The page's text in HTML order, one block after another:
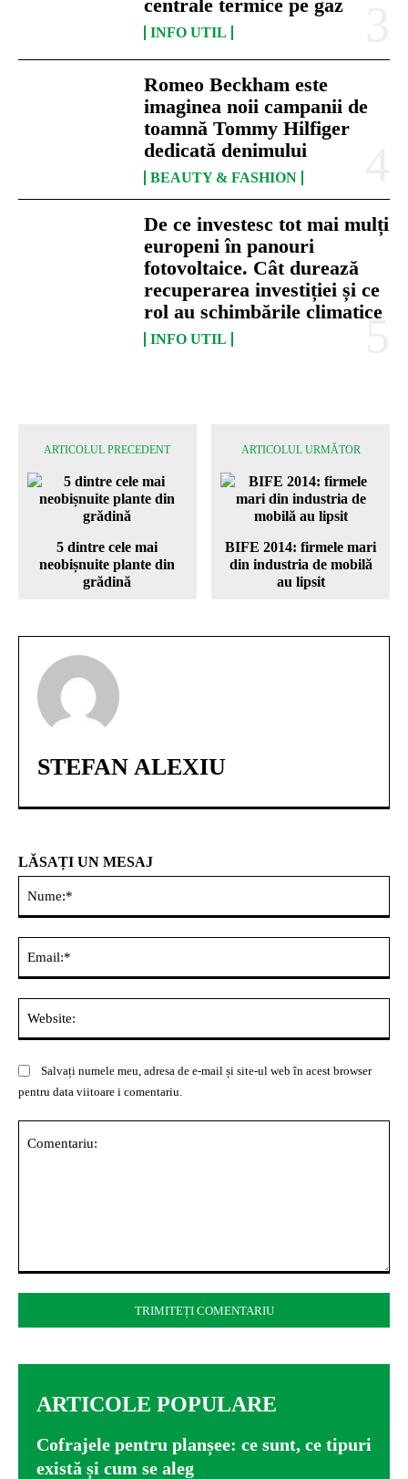
centrale termice pe gaz
INFO UTIL
Romeo Beckham este
imaginea noii campanii de
toamnă Tommy Hilfiger
dedicată denimului
BEAUTY & FASHION
De ce investesc tot mai mulți
europeni în panouri
fotovoltaice. Cât durează
recuperarea investiției și ce
rol au schimbările climatice
INFO UTIL
ARTICOLUL PRECEDENT
5 dintre cele mai
neobișnuite plante din
grădină
ARTICOLUL URMĂTOR
BIFE 2014: firmele mari
din industria de mobilă
au lipsit
STEFAN ALEXIU
LĂSAȚI UN MESAJ
Salvați numele meu, adresa de e-mail și site-ul web în acest browser
pentru data viitoare i comentariu.
ARTICOLE POPULARE
Cofrajele pentru planșee: ce sunt, ce tipuri
există și cum se aleg